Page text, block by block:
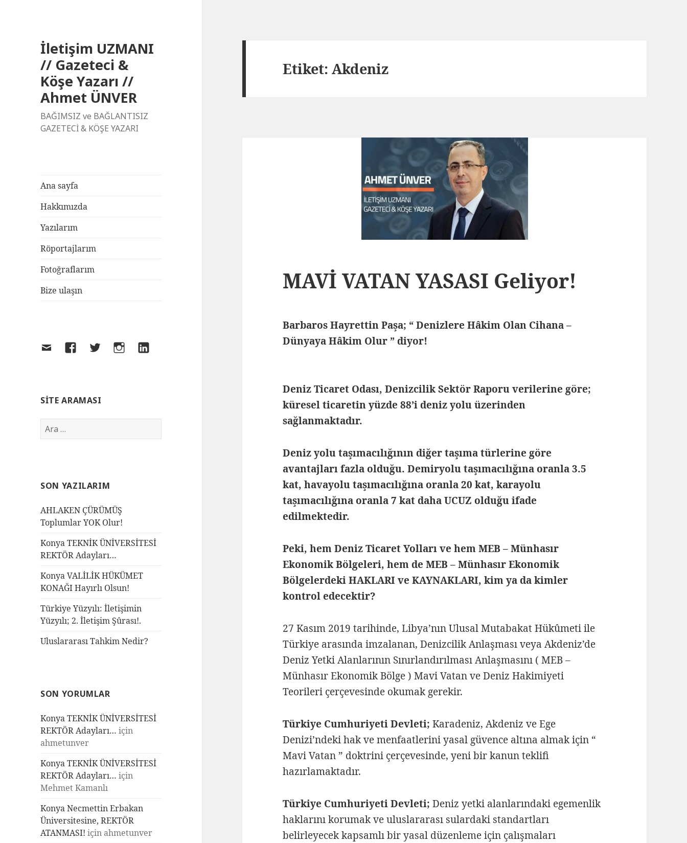
İletişim UZMANI
// Gazeteci &
Köşe Yazarı //
Ahmet ÜNVER
BAĞIMSIZ ve BAĞLANTISIZ
GAZETECİ & KÖŞE YAZARI
Ana sayfa
Hakkımızda
Yazılarım
Röportajlarım
Fotoğraflarım
Bize ulaşın
SITE ARAMASI
SON YAZILARIM
AHLAKEN ÇÜRÜMÜŞ
Toplumlar YOK Olur!
Konya TEKNİK ÜNİVERSİTESİ
REKTÖR Adayları…
Konya VALİLİK HÜKÜMET
KONAĞI Hayırlı Olsun!
Türkiye Yüzyılı: İletişimin
Yüzyılı; 2. İletişim Şûrası!.
Uluslararası Tahkim Nedir?
SON YORUMLAR
Konya TEKNİK ÜNİVERSİTESİ
REKTÖR Adayları… için
ahmetunver
Konya TEKNİK ÜNİVERSİTESİ
REKTÖR Adayları… için
Mehmet Kamanlı
Konya Necmettin Erbakan
Üniversitesine, REKTÖR
ATANMASI! için ahmetunver
Etiket:Akdeniz
MAVİ VATAN YASASI Geliyor!
Barbaros Hayrettin Paşa; “ Denizlere Hâkim Olan Cihana –
Dünyaya Hâkim Olur ” diyor!
Deniz Ticaret Odası, Denizcilik Sektör Raporu verilerine göre;
küresel ticaretin yüzde 88’i deniz yolu üzerinden
sağlanmaktadır.
Deniz yolu taşımacılığının diğer taşıma türlerine göre
avantajları fazla olduğu. Demiryolu taşımacılığına oranla 3.5
kat, havayolu taşımacılığına oranla 20 kat, karayolu
taşımacılığına oranla 7 kat daha UCUZ olduğu ifade
edilmektedir.
Peki, hem Deniz Ticaret Yolları ve hem MEB – Münhasır
Ekonomik Bölgeleri, hem deMEB – Münhasır Ekonomik
Bölgelerdeki HAKLARI ve KAYNAKLARI, kim ya da kimler
kontrol edecektir?
27 Kasım 2019 tarihinde, Libya’nın Ulusal Mutabakat Hükûmeti ile
Türkiye arasında imzalanan, Denizcilik Anlaşması veya Akdeniz’de
Deniz Yetki Alanlarının Sınırlandırılması Anlaşmasını ( MEB –
Münhasır Ekonomik Bölge ) Mavi Vatan ve Deniz Hakimiyeti
Teorileri çerçevesinde okumak gerekir.
Türkiye Cumhuriyeti Devleti; Karadeniz, Akdeniz ve Ege
Denizi’ndeki hak ve menfaatlerini yasal güvence altına almak için “
Mavi Vatan ” doktrini çerçevesinde, yeni bir kanun teklifi
hazırlamaktadır.
Türkiye Cumhuriyeti Devleti; Deniz yetki alanlarındaki egemenlik
haklarını korumak ve uluslararası sulardaki standartları
belirleyecek kapsamlı bir yasal düzenleme için çalışmaları